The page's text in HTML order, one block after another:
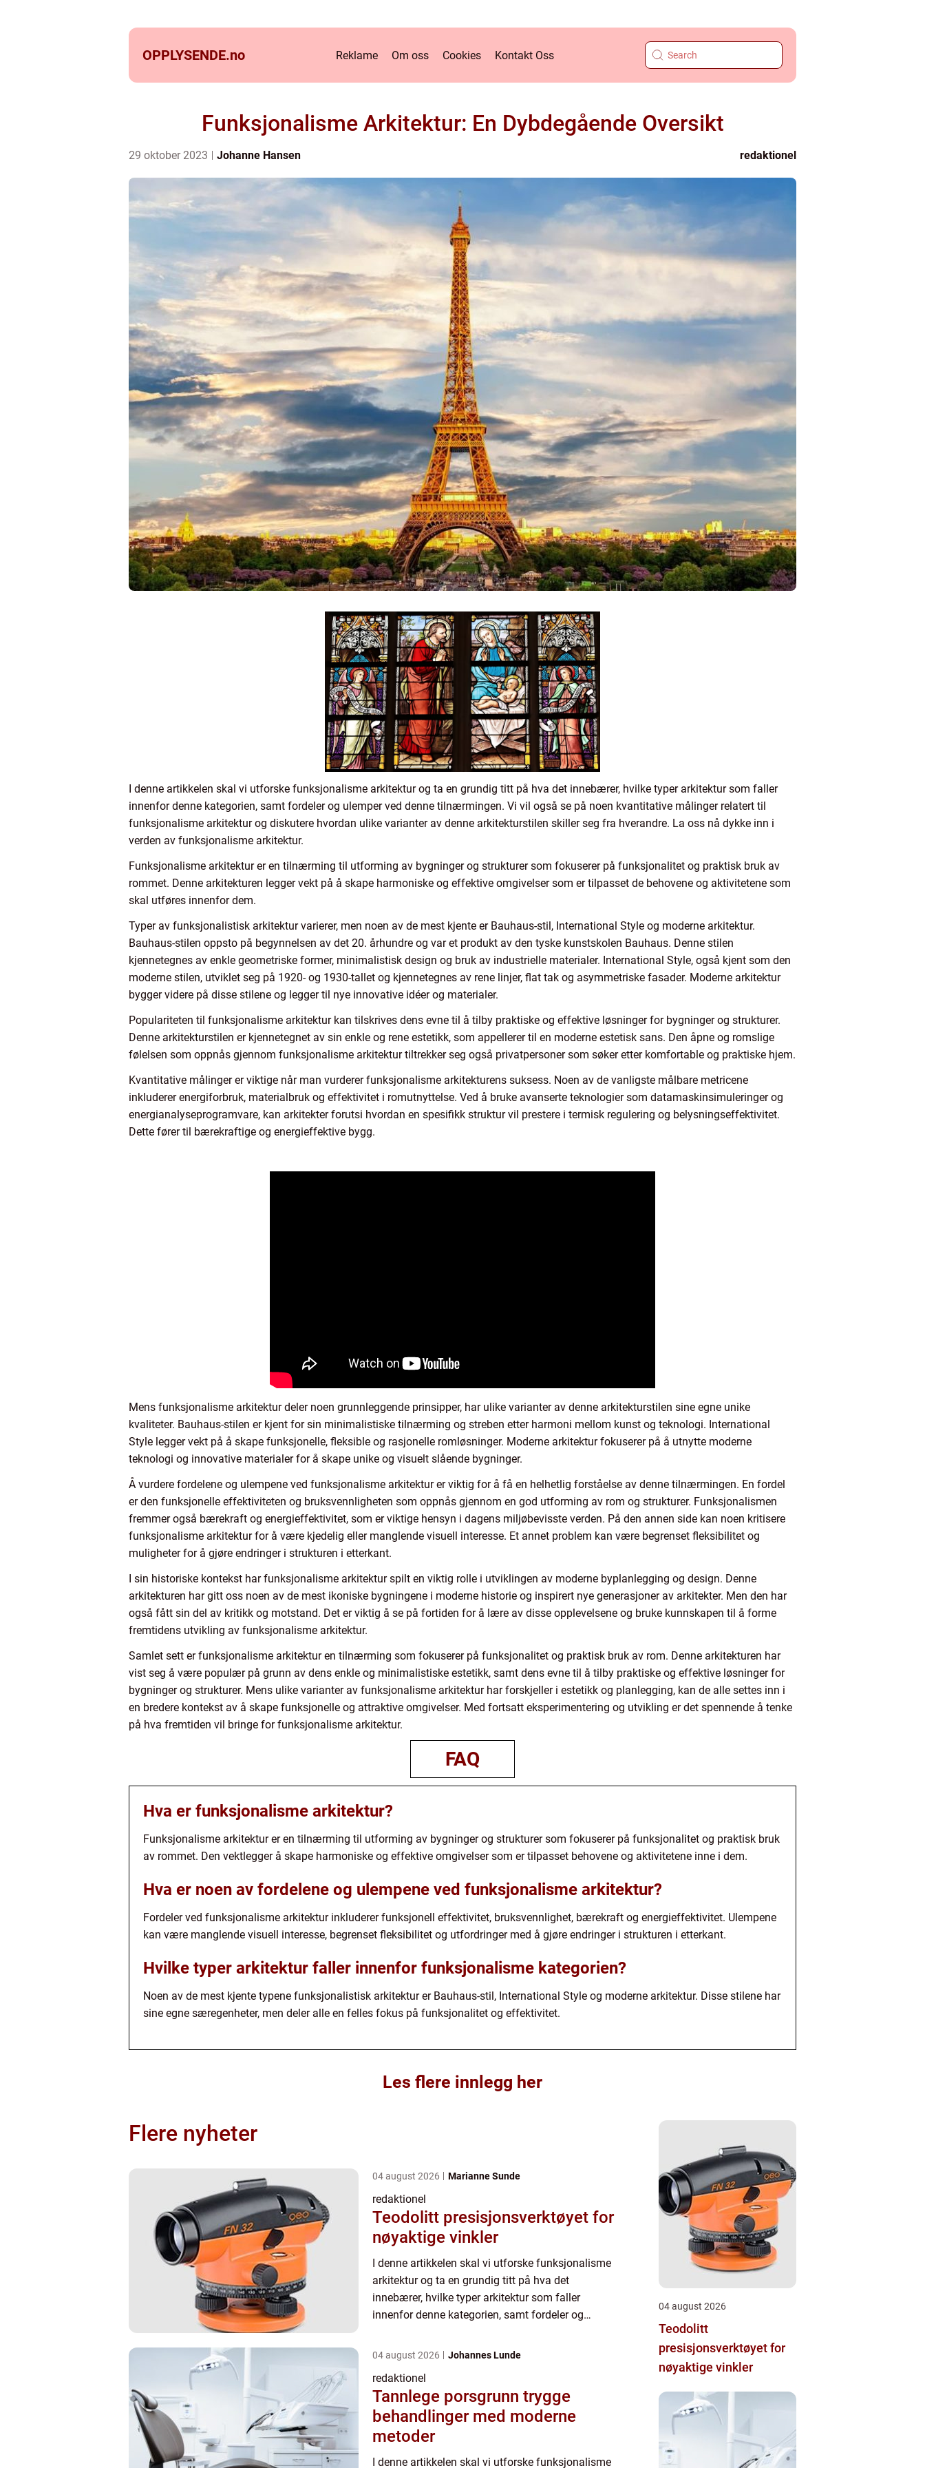
OPPLYSENDE.no Reklame Om oss Cookies Kontakt Oss
Funksjonalisme Arkitektur: En Dybdegående Oversikt
29 oktober 2023 Johanne Hansen redaktionel
I denne artikkelen skal vi utforske funksjonalisme arkitektur og ta en grundig titt på hva det innebærer, hvilke typer arkitektur som faller
innenfor denne kategorien, samt fordeler og ulemper ved denne tilnærmingen. Vi vil også se på noen kvantitative målinger relatert til
funksjonalisme arkitektur og diskutere hvordan ulike varianter av denne arkitekturstilen skiller seg fra hverandre. La oss nå dykke inn i
verden av funksjonalisme arkitektur.
Funksjonalisme arkitektur er en tilnærming til utforming av bygninger og strukturer som fokuserer på funksjonalitet og praktisk bruk av
rommet. Denne arkitekturen legger vekt på å skape harmoniske og effektive omgivelser som er tilpasset de behovene og aktivitetene som
skal utføres innenfor dem.
Typer av funksjonalistisk arkitektur varierer, men noen av de mest kjente er Bauhaus-stil, International Style og moderne arkitektur.
Bauhaus-stilen oppsto på begynnelsen av det 20. århundre og var et produkt av den tyske kunstskolen Bauhaus. Denne stilen
kjennetegnes av enkle geometriske former, minimalistisk design og bruk av industrielle materialer. International Style, også kjent som den
moderne stilen, utviklet seg på 1920- og 1930-tallet og kjennetegnes av rene linjer, flat tak og asymmetriske fasader. Moderne arkitektur
bygger videre på disse stilene og legger til nye innovative idéer og materialer.
Populariteten til funksjonalisme arkitektur kan tilskrives dens evne til å tilby praktiske og effektive løsninger for bygninger og strukturer.
Denne arkitekturstilen er kjennetegnet av sin enkle og rene estetikk, som appellerer til en moderne estetisk sans. Den åpne og romslige
følelsen som oppnås gjennom funksjonalisme arkitektur tiltrekker seg også privatpersoner som søker etter komfortable og praktiske hjem.
Kvantitative målinger er viktige når man vurderer funksjonalisme arkitekturens suksess. Noen av de vanligste målbare metricene
inkluderer energiforbruk, materialbruk og effektivitet i romutnyttelse. Ved å bruke avanserte teknologier som datamaskinsimuleringer og
energianalyseprogramvare, kan arkitekter forutsi hvordan en spesifikk struktur vil prestere i termisk regulering og belysningseffektivitet.
Dette fører til bærekraftige og energieffektive bygg.
Mens funksjonalisme arkitektur deler noen grunnleggende prinsipper, har ulike varianter av denne arkitekturstilen sine egne unike
kvaliteter. Bauhaus-stilen er kjent for sin minimalistiske tilnærming og streben etter harmoni mellom kunst og teknologi. International
Style legger vekt på å skape funksjonelle, fleksible og rasjonelle romløsninger. Moderne arkitektur fokuserer på å utnytte moderne
teknologi og innovative materialer for å skape unike og visuelt slående bygninger.
Å vurdere fordelene og ulempene ved funksjonalisme arkitektur er viktig for å få en helhetlig forståelse av denne tilnærmingen. En fordel
er den funksjonelle effektiviteten og bruksvennligheten som oppnås gjennom en god utforming av rom og strukturer. Funksjonalismen
fremmer også bærekraft og energieffektivitet, som er viktige hensyn i dagens miljøbevisste verden. På den annen side kan noen kritisere
funksjonalisme arkitektur for å være kjedelig eller manglende visuell interesse. Et annet problem kan være begrenset fleksibilitet og
muligheter for å gjøre endringer i strukturen i etterkant.
I sin historiske kontekst har funksjonalisme arkitektur spilt en viktig rolle i utviklingen av moderne byplanlegging og design. Denne
arkitekturen har gitt oss noen av de mest ikoniske bygningene i moderne historie og inspirert nye generasjoner av arkitekter. Men den har
også fått sin del av kritikk og motstand. Det er viktig å se på fortiden for å lære av disse opplevelsene og bruke kunnskapen til å forme
fremtidens utvikling av funksjonalisme arkitektur.
Samlet sett er funksjonalisme arkitektur en tilnærming som fokuserer på funksjonalitet og praktisk bruk av rom. Denne arkitekturen har
vist seg å være populær på grunn av dens enkle og minimalistiske estetikk, samt dens evne til å tilby praktiske og effektive løsninger for
bygninger og strukturer. Mens ulike varianter av funksjonalisme arkitektur har forskjeller i estetikk og planlegging, kan de alle settes inn i
en bredere kontekst av å skape funksjonelle og attraktive omgivelser. Med fortsatt eksperimentering og utvikling er det spennende å tenke
på hva fremtiden vil bringe for funksjonalisme arkitektur.
FAQ
Hva er funksjonalisme arkitektur?
Funksjonalisme arkitektur er en tilnærming til utforming av bygninger og strukturer som fokuserer på funksjonalitet og praktisk bruk
av rommet. Den vektlegger å skape harmoniske og effektive omgivelser som er tilpasset behovene og aktivitetene inne i dem.
Hva er noen av fordelene og ulempene ved funksjonalisme arkitektur?
Fordeler ved funksjonalisme arkitektur inkluderer funksjonell effektivitet, bruksvennlighet, bærekraft og energieffektivitet. Ulempene
kan være manglende visuell interesse, begrenset fleksibilitet og utfordringer med å gjøre endringer i strukturen i etterkant.
Hvilke typer arkitektur faller innenfor funksjonalisme kategorien?
Noen av de mest kjente typene funksjonalistisk arkitektur er Bauhaus-stil, International Style og moderne arkitektur. Disse stilene har
sine egne særegenheter, men deler alle en felles fokus på funksjonalitet og effektivitet.
Les flere innlegg her
Flere nyheter
04 august 2026 Marianne Sunde
redaktionel
Teodolitt presisjonsverktøyet for
nøyaktige vinkler
I denne artikkelen skal vi utforske funksjonalisme
arkitektur og ta en grundig titt på hva det
innebærer, hvilke typer arkitektur som faller
innenfor denne kategorien, samt fordeler og
noen kvantitati...
04 august 2026 Johannes Lunde
redaktionel
Tannlege porsgrunn trygge
behandlinger med moderne
metoder
I denne artikkelen skal vi utforske funksjonalisme
04 august 2026
Teodolitt
presisjonsverktøyet for
nøyaktige vinkler